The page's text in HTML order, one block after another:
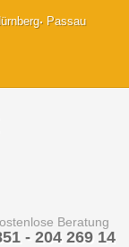
Passau
Beratung
- 204 269 14